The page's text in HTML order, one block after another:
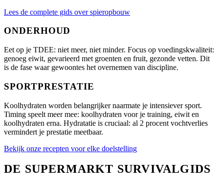
Lees de complete gids over spieropbouw
ONDERHOUD
Eet op je TDEE: niet meer, niet minder. Focus op voedingskwaliteit:
genoeg eiwit, gevarieerd met groenten en fruit, gezonde vetten. Dit
is de fase waar gewoontes het overnemen van discipline.
SPORTPRESTATIE
Koolhydraten worden belangrijker naarmate je intensiever sport.
Timing speelt meer mee: koolhydraten voor je training, eiwit en
koolhydraten erna. Hydratatie is cruciaal: al 2 procent vochtverlies
vermindert je prestatie meetbaar.
Bekijk onze recepten voor elke doelstelling
DE SUPERMARKT SURVIVALGIDS